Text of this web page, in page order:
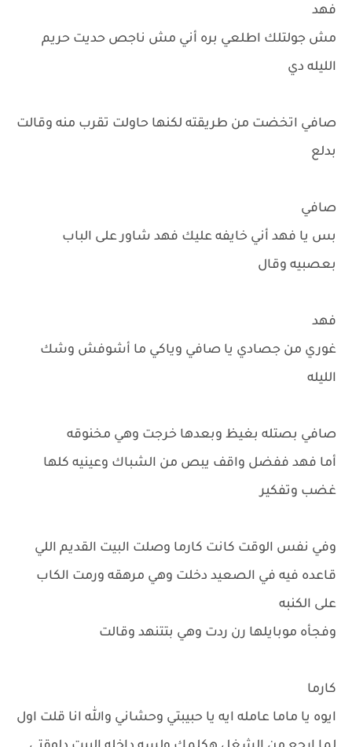
فهد
مش جولتلك اطلعي بره أني مش ناجص حديت حريم
الليله دي
صافي اتخضت من طريقته لكنها حاولت تقرب منه وقالت
بدلع
صافي
بس يا فهد أني خايفه عليك فهد شاور على الباب
بعصبيه وقال
فهد
غوري من جصادي يا صافي وياكي ما أشوفش وشك
الليله
صافي بصتله بغيظ وبعدها خرجت وهي مخنوقه
أما فهد ففضل واقف يبص من الشباك وعينيه كلها
غضب وتفكير
وفي نفس الوقت كانت كارما وصلت البيت القديم اللي
قاعده فيه في الصعيد دخلت وهي مرهقه ورمت الكاب
على الكنبه
وفجأه موبايلها رن ردت وهي بتتنهد وقالت
كارما
ايوه يا ماما عامله ايه يا حبيبتي وحشاني والله انا قلت اول